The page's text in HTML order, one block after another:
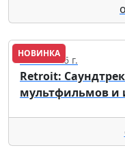
НОВИНКА
18.09.2026 г.
Retroit:
мультфильмов и